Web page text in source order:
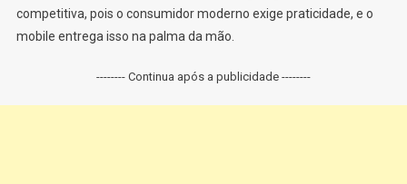
competitiva, pois o consumidor moderno exige praticidade, e o
mobile entrega isso na palma da mão.
-------- Continua após a publicidade --------